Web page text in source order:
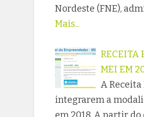
Nordeste (FNE),
Mais...
RECEITA
MEI EM
A Receita
integrarem a